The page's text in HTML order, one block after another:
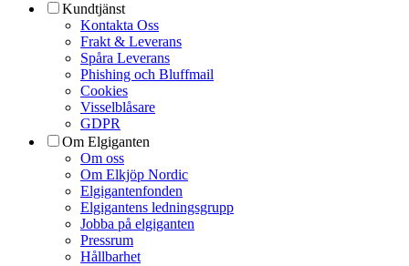
Kundtjänst
Kontakta Oss
Frakt & Leverans
Spåra Leverans
Phishing och Bluffmail
Cookies
Visselblåsare
GDPR
Om Elgiganten
Om oss
Om Elkjöp Nordic
Elgigantenfonden
Elgigantens ledningsgrupp
Jobba på elgiganten
Pressrum
Hållbarhet